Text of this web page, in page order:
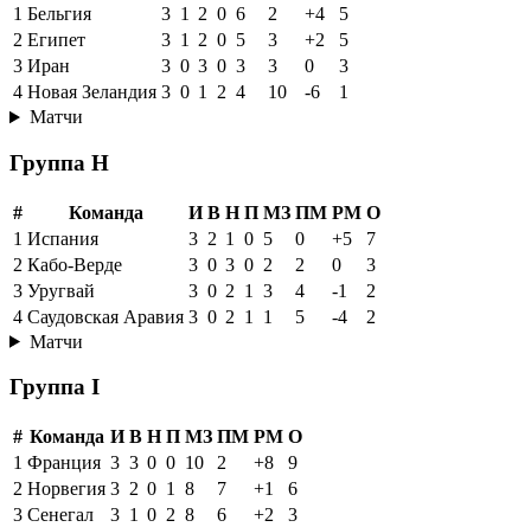
1 Бельгия 3 1 2 0 6 2 +4
5
2 Египет 3 1 2 0 5 3 +2
5
3 Иран 3 0 3 0 3 3 0
3
4 Новая Зеландия 3 0 1 2 4 10 -6
1
Матчи
Группа H
# Команда И В Н П МЗ ПМ РМ О
1 Испания 3 2 1 0 5 0 +5
7
2 Кабо-Верде 3 0 3 0 2 2 0
3
3 Уругвай 3 0 2 1 3 4 -1
2
4 Саудовская Аравия 3 0 2 1 1 5 -4
2
Матчи
Группа I
# Команда И В Н П МЗ ПМ РМ О
1 Франция 3 3 0 0 10 2 +8
9
2 Норвегия 3 2 0 1 8 7 +1
6
3 Сенегал 3 1 0 2 8 6 +2
3